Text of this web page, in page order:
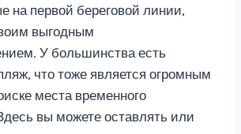
на первой береговой линии,
выгодным
У большинства есть
что тоже является огромным
места временного
вы можете оставлять или